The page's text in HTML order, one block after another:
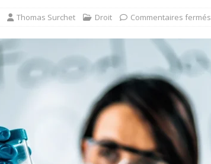
Thomas Surchet Droit Commentaires fermés